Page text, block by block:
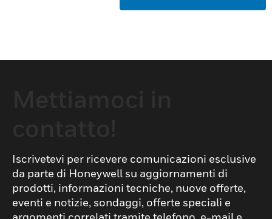
Iscrivetevi per ricevere comunicazioni esclusive
da parte di Honeywell su aggiornamenti di
prodotti, informazioni tecniche, nuove offerte,
eventi e notizie, sondaggi, offerte speciali e